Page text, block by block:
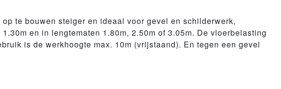
te bouwen steiger en ideaal voor gevel en schilderwerk,
en in lengtematen 1.80m, 2.50m of 3.05m. De vloerbelasting
is de werkhoogte max. 10m (vrijstaand). En tegen een gevel